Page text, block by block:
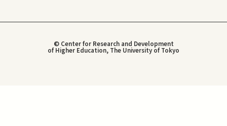
© Center for Research and Development
of Higher Education, The University of Tokyo